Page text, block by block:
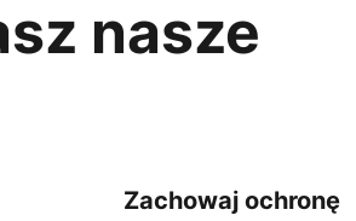
nasze
Zachowaj ochronę